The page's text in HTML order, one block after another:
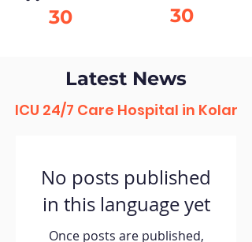
30 30
Latest​ News
ICU 24/7 Care Hospital in Kolar
No posts published
in this language yet
Once posts are published,